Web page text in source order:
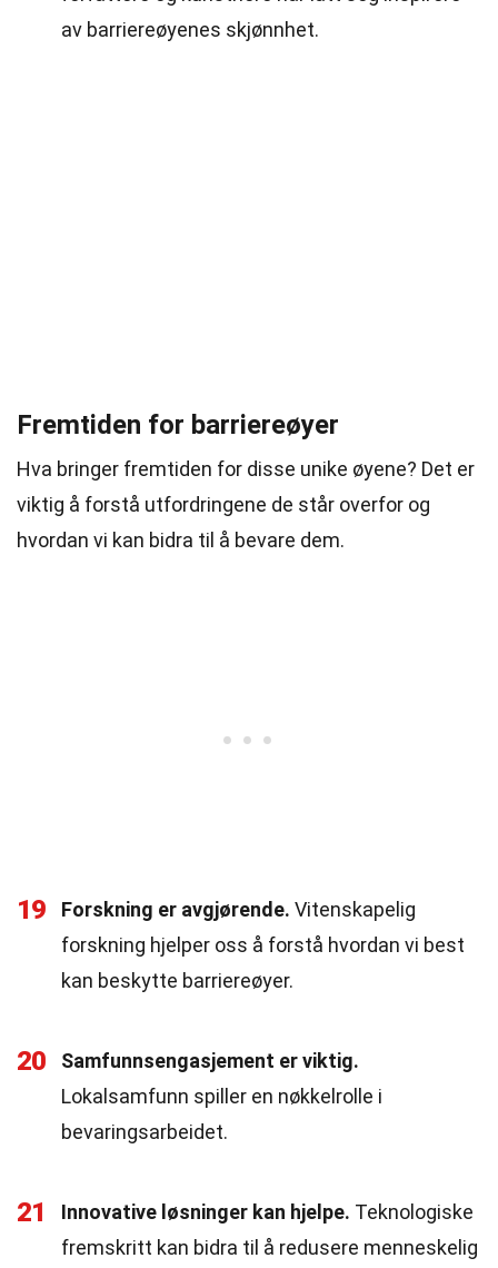
av barriereøyenes skjønnhet.
Fremtiden for barriereøyer
Hva bringer fremtiden for disse unike øyene? Det er
viktig å forstå utfordringene de står overfor og
hvordan vi kan bidra til å bevare dem.
19 Forskning er avgjørende. Vitenskapelig
forskning hjelper oss å forstå hvordan vi best
kan beskytte barriereøyer.
20
Samfunnsengasjement er viktig.
Lokalsamfunn spiller en nøkkelrolle i
bevaringsarbeidet.
21 Innovative løsninger kan hjelpe. Teknologiske
fremskritt kan bidra til å redusere menneskelig